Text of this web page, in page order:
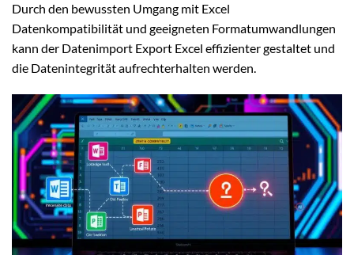
Durch den bewussten Umgang mit Excel
Datenkompatibilität und geeigneten Formatumwandlungen
kann der Datenimport Export Excel effizienter gestaltet und
die Datenintegrität aufrechterhalten werden.